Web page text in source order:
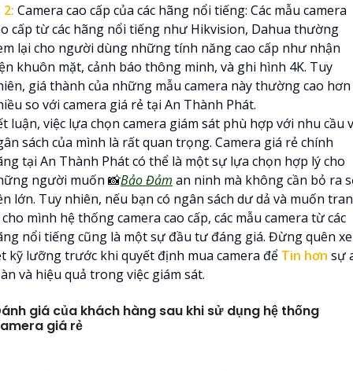
2: Camera cao cấp của các hãng nổi tiếng: Các mẫu camera
cấp từ các hãng nổi tiếng như Hikvision, Dahua thường
lại cho người dùng những tính năng cao cấp như nhận
khuôn mặt, cảnh báo thông minh, và ghi hình 4K. Tuy
giá thành của những mẫu camera này thường cao hơn
so với camera giá rẻ tại An Thành Phát.
luận, việc lựa chọn camera giám sát phù hợp với nhu cầu
sách của mình là rất quan trọng. Camera giá rẻ chính
tại An Thành Phát có thể là một sự lựa chọn hợp lý cho
người muốn 📸Bảo Đảm an ninh mà không cần bỏ ra
lớn. Tuy nhiên, nếu bạn có ngân sách dư dả và muốn
mình hệ thống camera cao cấp, các mẫu camera từ các
nổi tiếng cũng là một sự đầu tư đáng giá. Đừng quên
kỹ lưỡng trước khi quyết định mua camera để Tin hơn sự
và hiệu quả trong việc giám sát.
giá của khách hàng sau khi sử dụng hệ thống
giá rẻ